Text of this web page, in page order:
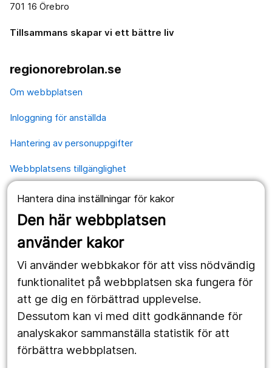
Hantera dina inställningar för kakor
Den här webbplatsen
använder kakor
Vi använder webbkakor för att viss nödvändig
funktionalitet på webbplatsen ska fungera för
att ge dig en förbättrad upplevelse.
Dessutom kan vi med ditt godkännande för
analyskakor sammanställa statistik för att
förbättra webbplatsen.
701 16 Örebro
Tillsammans skapar vi ett bättre liv
regionorebrolan.se
Om webbplatsen
Inloggning för anställda
Hantering av personuppgifter
Webbplatsens tillgänglighet
Våra webbplatser
1177.se
Region Örebro län
Följ oss
Facebook